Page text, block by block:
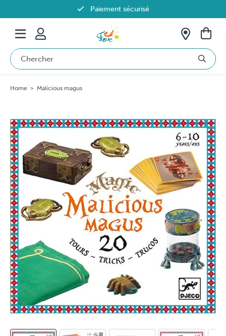
Paiement sécurisé
Livraison offerte dès 69€ en Belgique
Home > Malicious magus